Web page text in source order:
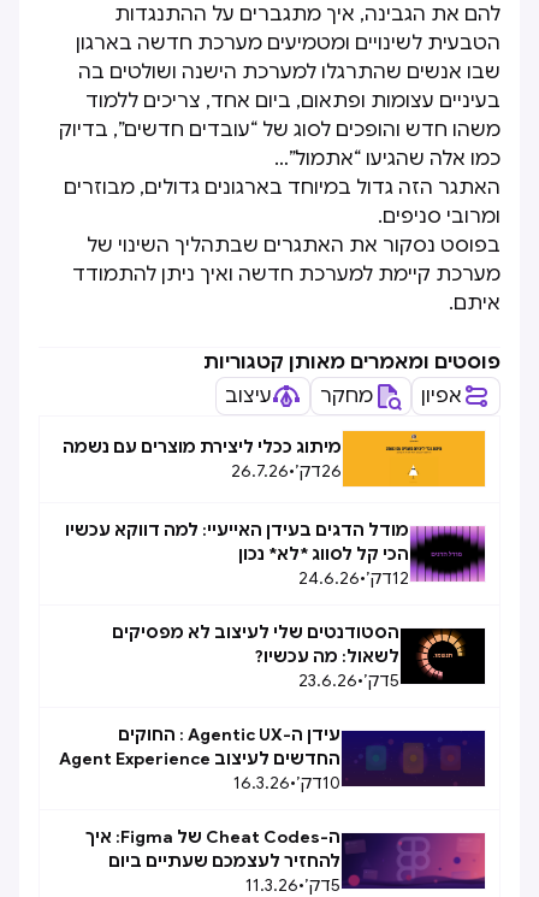
להם את הגבינה, איך מתגברים על ההתנגדות
הטבעית לשינויים ומטמיעים מערכת חדשה בארגון
שבו אנשים שהתרגלו למערכת הישנה ושולטים בה
בעיניים עצומות ופתאום, ביום אחד, צריכים ללמוד
משהו חדש והופכים לסוג של “עובדים חדשים”, בדיוק
כמו אלה שהגיעו “אתמול”…
האתגר הזה גדול במיוחד בארגונים גדולים, מבוזרים
ומרובי סניפים.
בפוסט נסקור את האתגרים שבתהליך השינוי של
מערכת קיימת למערכת חדשה ואיך ניתן להתמודד
איתם.
פוסטים ומאמרים מאותן קטגוריות
אפיון
מחקר עיצוב
מיתוג ככלי ליצירת מוצרים עם נשמה
26דק׳•
26.7.26
מודל הדגים בעידן האייעיי: למה דווקא עכשיו
הכי קל לסווג *לא* נכון
12דק׳•
24.6.26
הסטודנטים שלי לעיצוב לא מפסיקים
לשאול: מה עכשיו?
5דק׳•
23.6.26
עידן ה-Agentic UX : החוקים
החדשים לעיצוב Agent Experience
(AX)
10דק׳•
16.3.26
ה-Cheat Codes של Figma: איך
להחזיר לעצמכם שעתיים ביום
5דק׳•
11.3.26